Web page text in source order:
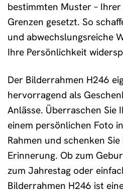
bestimmten Muster –
Grenzen gesetzt. So
und abwechslungsreiche
Ihre Persönlichkeit
Der Bilderrahmen H246
hervorragend als
Anlässe. Überraschen Sie
einem persönlichen Foto
Rahmen und schenken
Erinnerung. Ob zum
zum Jahrestag oder
Bilderrahmen H246 ist